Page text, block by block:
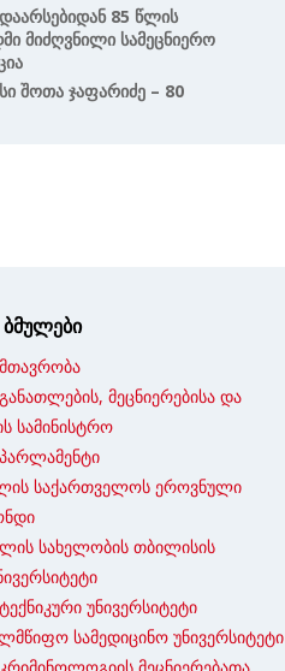
85 Წლის
Მიძღვნილი Სამეცნიერო
Შოთა Ჯაფარიძე – 80
მეცნიერებისა და
სამინისტრო
საქართველოს ეროვნული
სახელობის თბილისის
უნივერსიტეტი
სამედიცინო უნივერსიტეტი